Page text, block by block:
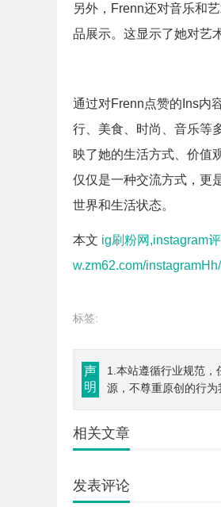
另外，Frenn还对音乐和
品展示。这显示了她对艺
通过对Frenn点赞的Ins内
行、美食、时尚、音乐等
映了她的生活方式、价值
仅仅是一种交流方式，更
世界和生活状态。
本文 ig刷粉网,instagram
w.zm62.com/
标签:
声
明
1.本站遵循行业规范
源，不尊重原创的行为
相关文章
发表评论